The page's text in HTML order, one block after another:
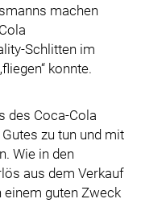
machen
Schlitten im
konnte.
des Coca-Cola
zu tun und mit
Wie in den
aus dem Verkauf
guten Zweck